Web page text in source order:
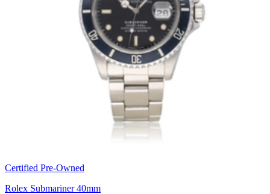
Certified Pre-Owned
Rolex Submariner 40mm